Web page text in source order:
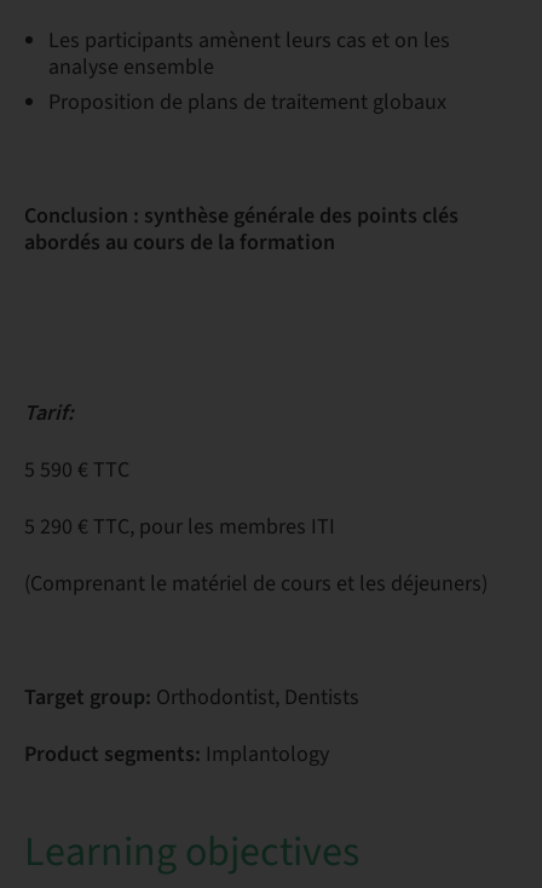
Les participants amènent leurs cas et on les
analyse ensemble
Proposition de plans de traitement globaux
Conclusion : synthèse générale des points clés
abordés au cours de la formation
Tarif:
5 590 € TTC
5 290 € TTC, pour les membres ITI
(Comprenant le matériel de cours et les déjeuners)
Target group: Orthodontist, Dentists
Product segments: Implantology
Learning objectives